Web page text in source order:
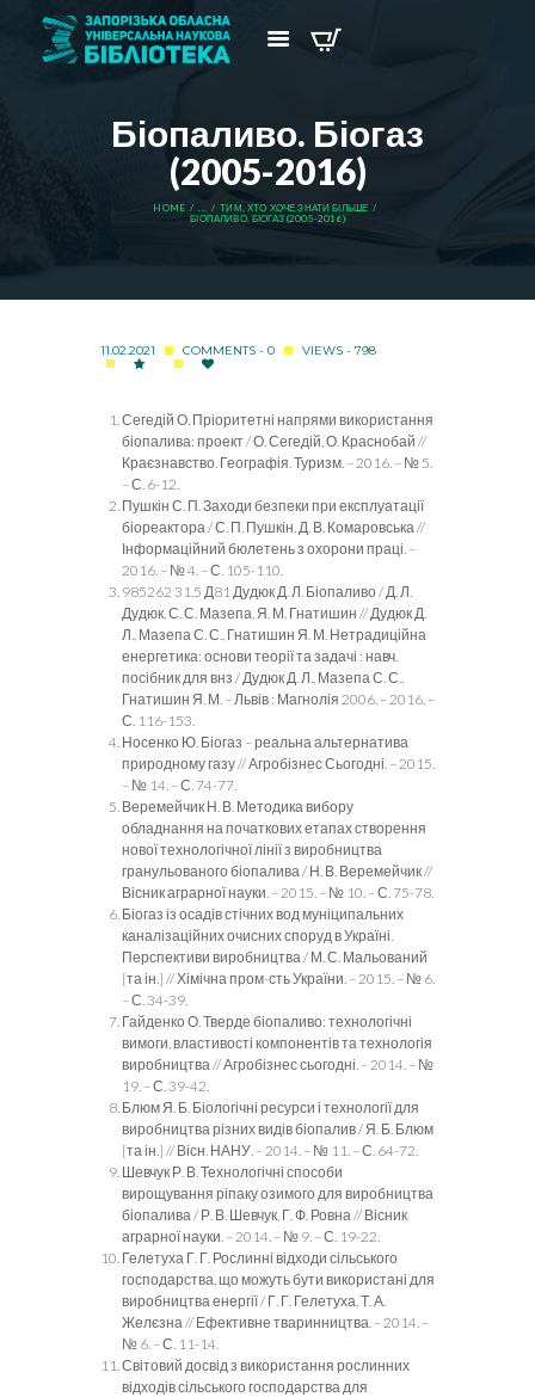
Біопаливо. Біогаз
(2005-2016)
HOME ...
ТИМ, ХТО ХОЧЕ ЗНАТИ БІЛЬШЕ
БІОПАЛИВО. БІОГАЗ (2005-2016)
11.02.2021 COMMENTS - 0 VIEWS - 798
Сегедій О. Пріоритетні напрями використання
біопалива: проект / О. Сегедій, О. Краснобай //
Краєзнавство. Географія. Туризм. – 2016. – № 5.
– С. 6-12.
Пушкін С. П. Заходи безпеки при експлуатації
біореактора / С. П. Пушкін, Д. В. Комаровська //
Інформаційний бюлетень з охорони праці. –
2016. – № 4. – С. 105-110.
985262 31.5 Д81 Дудюк Д. Л. Біопаливо / Д. Л.
Дудюк, С. С. Мазепа, Я. М. Гнатишин // Дудюк Д.
Л., Мазепа С. С., Гнатишин Я. М. Нетрадиційна
енергетика: основи теорії та задачі : навч.
посібник для внз / Дудюк Д. Л., Мазепа С. С.,
Гнатишин Я. М. – Львів : Магнолія 2006. – 2016. –
С. 116-153.
Носенко Ю. Біогаз – реальна альтернатива
природному газу // Агробізнес Сьогодні. – 2015.
– № 14. – С. 74-77.
Веремейчик Н. В. Методика вибору
обладнання на початкових етапах створення
нової технологічної лінії з виробництва
гранульованого біопалива / Н. В. Веремейчик //
Вісник аграрної науки. – 2015. – № 10. – С. 75-78.
Біогаз із осадів стічних вод муніципальних
каналізаційних очисних споруд в Україні.
Перспективи виробництва / М. С. Мальований
[та ін.] // Хімічна пром-сть України. – 2015. – № 6.
– С. 34-39.
Гайденко О. Тверде біопаливо: технологічні
вимоги, властивості компонентів та технологія
виробництва // Агробізнес сьогодні. – 2014. – №
19. – С. 39-42.
Блюм Я. Б. Біологічні ресурси і технології для
виробництва різних видів біопалив / Я. Б. Блюм
[та ін.] // Вісн. НАНУ. – 2014. – № 11. – С. 64-72.
Шевчук Р. В. Технологічні способи
вирощування ріпаку озимого для виробництва
біопалива / Р. В. Шевчук, Г. Ф. Ровна // Вісник
аграрної науки. – 2014. – № 9. – С. 19-22.
Гелетуха Г. Г. Рослинні відходи сільського
господарства, що можуть бути використані для
виробництва енергії / Г. Г. Гелетуха, Т. А.
Желєзна // Ефективне тваринництва. – 2014. –
№ 6. – С. 11-14.
Світовий досвід з використання рослинних
відходів сільського господарства для